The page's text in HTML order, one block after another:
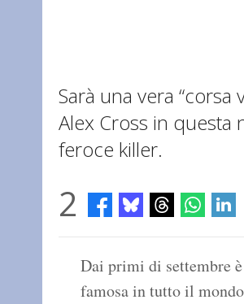
Sarà una vera
Alex Cross in
feroce killer.
2
Dai primi di settembre
famosa in tutto il